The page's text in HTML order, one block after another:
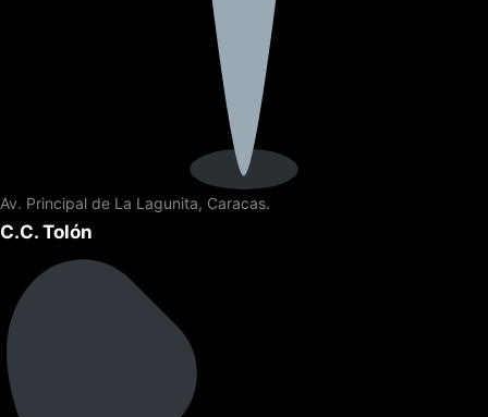
Av. Principal de La Lagunita, Caracas.
C.C. Tolón